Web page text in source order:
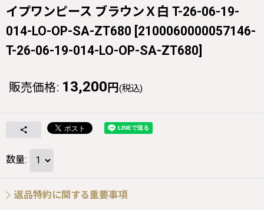
イプワンピース ブラウンＸ白 T-26-06-19-
014-LO-OP-SA-ZT680 [2100060000057146-
T-26-06-19-014-LO-OP-SA-ZT680]
販売価格: 13,200 円 (税込)
数量:
返品特約に関する重要事項